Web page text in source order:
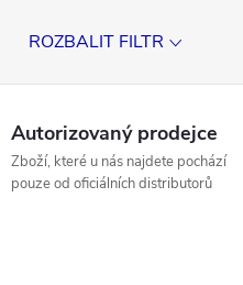
ROZBALIT FILTR
Autorizovaný prodejce
Zboží, které u nás najdete pochází
pouze od oficiálních distributorů